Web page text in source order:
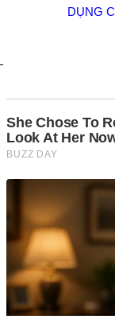
DỤNG